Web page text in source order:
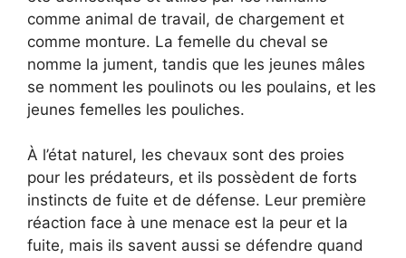
comme animal de travail, de chargement et
comme monture. La femelle du cheval se
nomme la jument, tandis que les jeunes mâles
se nomment les poulinots ou les poulains, et les
jeunes femelles les pouliches.
À l’état naturel, les chevaux sont des proies
pour les prédateurs, et ils possèdent de forts
instincts de fuite et de défense. Leur première
réaction face à une menace est la peur et la
fuite, mais ils savent aussi se défendre quand